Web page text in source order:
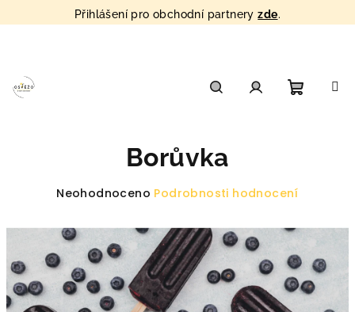
Přihlášení pro obchodní partneryzde.
Borůvka
Průměrné
produktu
je
0,0
z
5
hvězdiček.
Neohodnoceno Podrobnosti hodnocení